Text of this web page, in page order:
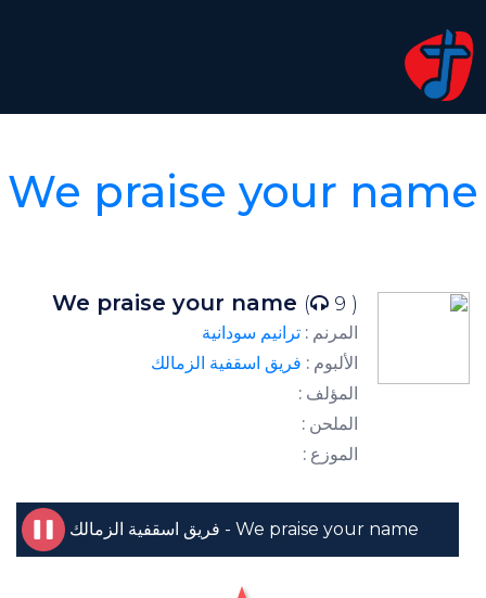
We praise your name
We praise your name ( 9 )
المرنم : ترانيم سودانية
الألبوم : فريق اسقفية الزمالك
المؤلف :
الملحن :
الموزع :
We praise your name - فريق اسقفية الزمالك